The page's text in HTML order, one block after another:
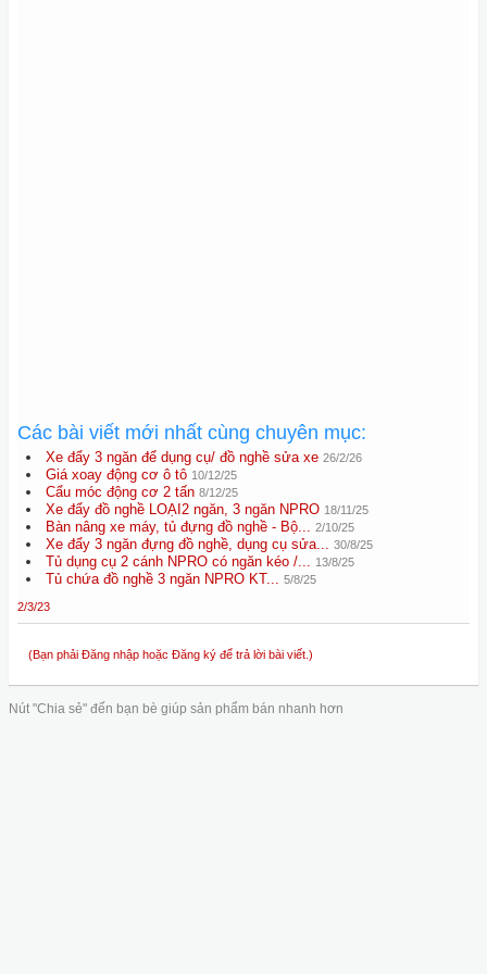
Các bài viết mới nhất cùng chuyên mục:
Xe đẩy 3 ngăn để dụng cụ/ đồ nghề sửa xe 26/2/26
Giá xoay động cơ ô tô 10/12/25
Cẩu móc động cơ 2 tấn 8/12/25
Xe đẩy đồ nghề LOẠI2 ngăn, 3 ngăn NPRO 18/11/25
Bàn nâng xe máy, tủ đựng đồ nghề - Bộ... 2/10/25
Xe đẩy 3 ngăn đựng đồ nghề, dụng cụ sửa... 30/8/25
Tủ dụng cụ 2 cánh NPRO có ngăn kéo /... 13/8/25
Tủ chứa đồ nghề 3 ngăn NPRO KT... 5/8/25
2/3/23
(Bạn phải Đăng nhập hoặc Đăng ký để trả lời bài viết.)
Nút "Chia sẻ" đến bạn bè giúp sản phẩm bán nhanh hơn